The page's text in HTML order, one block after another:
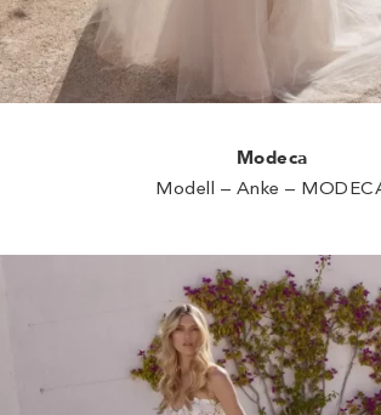
Modeca
Modell – Anke –